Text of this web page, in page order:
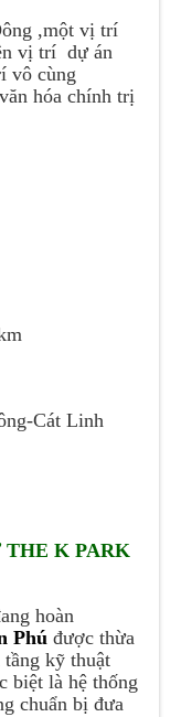
,một vị trí
vị trí dự án
vô cùng
hóa chính trị
Cát Linh
THE K PARK
hoàn
Phú được thừa
kỹ thuật
biệt là hệ thống
chuẩn bị đưa